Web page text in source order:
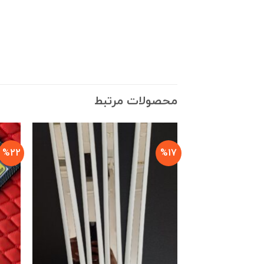
محصولات مرتبط
%17
%22